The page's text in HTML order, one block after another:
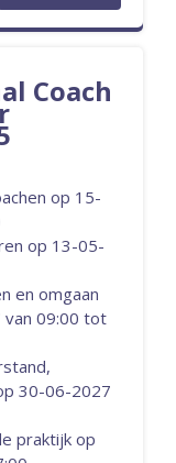
Coach
op 15-
op 13-05-
en omgaan
09:00 tot
30-06-2027
praktijk op